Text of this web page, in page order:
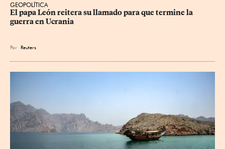
GEOPOLÍTICA
El papa León reitera su llamado para que termine la
guerra en Ucrania
Por Reuters